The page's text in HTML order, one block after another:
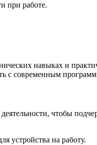
при работе.
навыках и
с современным
чтобы
устройства на работу.